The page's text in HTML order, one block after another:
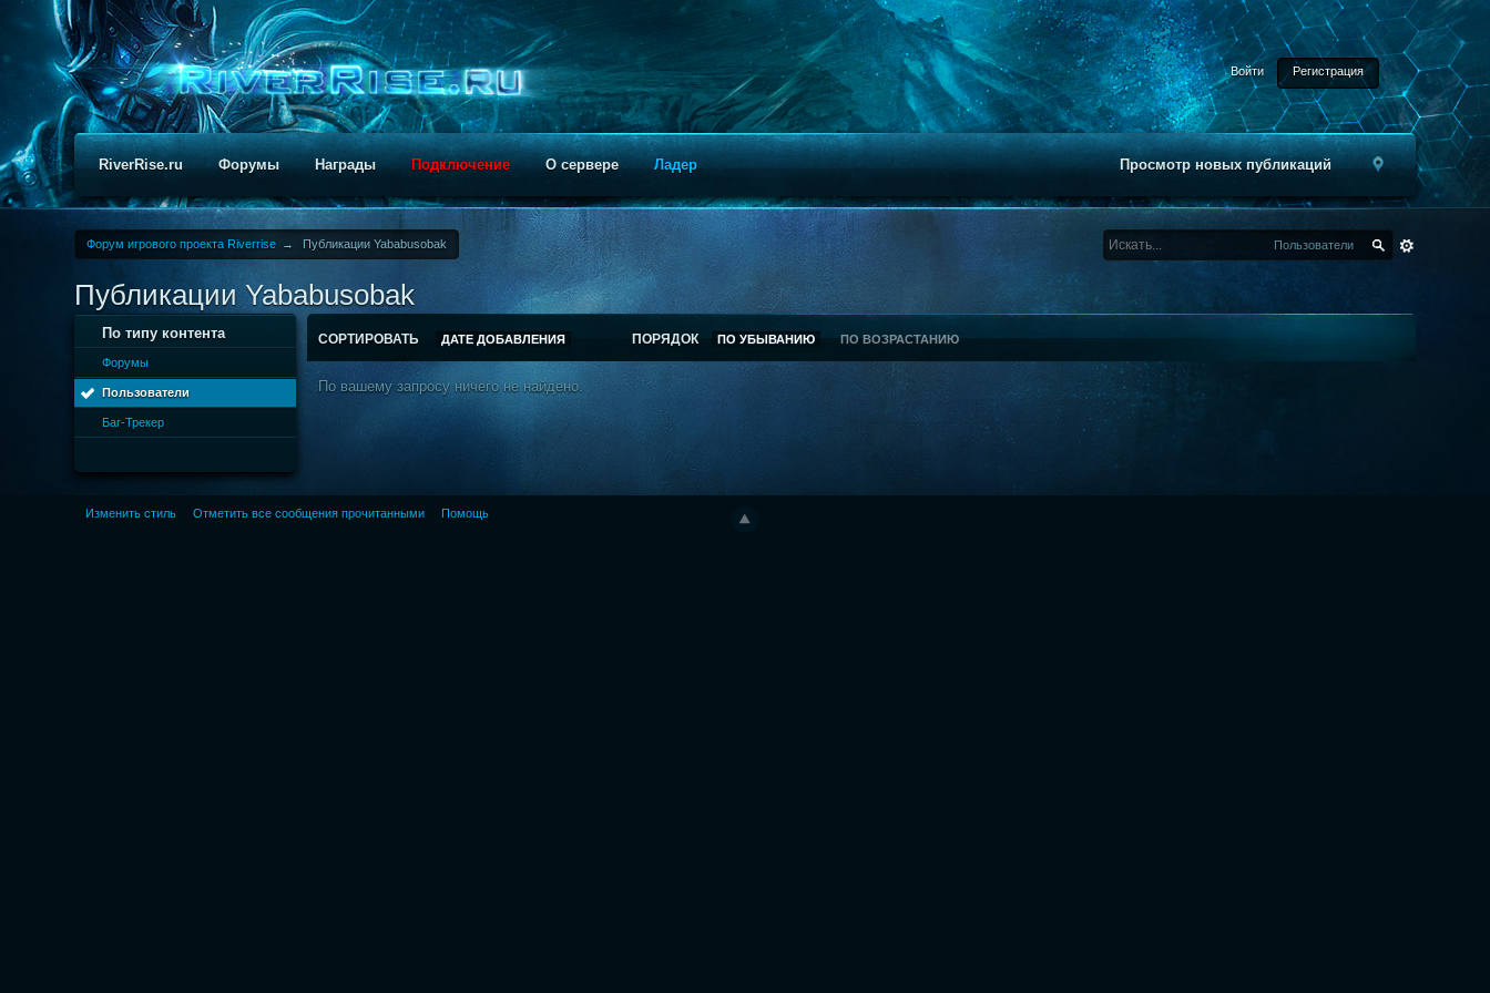
Войти Регистрация
Просмотр новых публикаций
RiverRise.ru Форумы Награды Подключение О сервере Ладер
Форум игрового проекта Riverrise → Публикации Yababusobak Пользователи
Публикации Yababusobak
По типу контента
Форумы
Пользователи
Баг-Трекер
СОРТИРОВАТЬ ДАТЕ ДОБАВЛЕНИЯ ПОРЯДОК ПО УБЫВАНИЮ ПО ВОЗРАСТАНИЮ
По вашему запросу ничего не найдено.
Изменить стиль Отметить все сообщения прочитанными Помощь